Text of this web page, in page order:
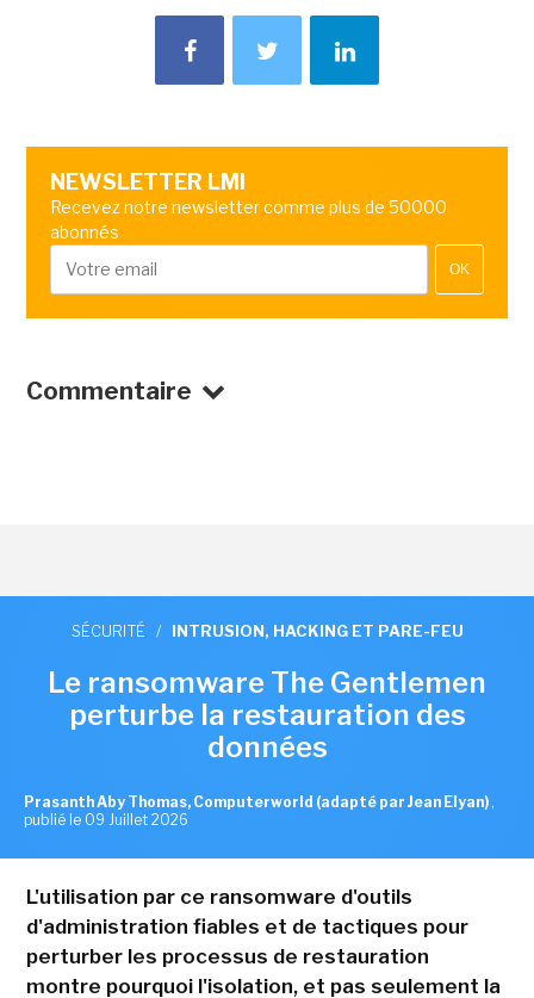
NEWSLETTER LMI
Recevez notre newsletter comme plus de 50000
abonnés
OK
Commentaire
SÉCURITÉ / INTRUSION, HACKING ET PARE-FEU
Le ransomware The Gentlemen
perturbe la restauration des
données
Prasanth Aby Thomas, Computerworld (adapté par Jean Elyan) ,
publié le 09 Juillet 2026
L'utilisation par ce ransomware d'outils
d'administration fiables et de tactiques pour
perturber les processus de restauration
montre pourquoi l'isolation, et pas seulement la